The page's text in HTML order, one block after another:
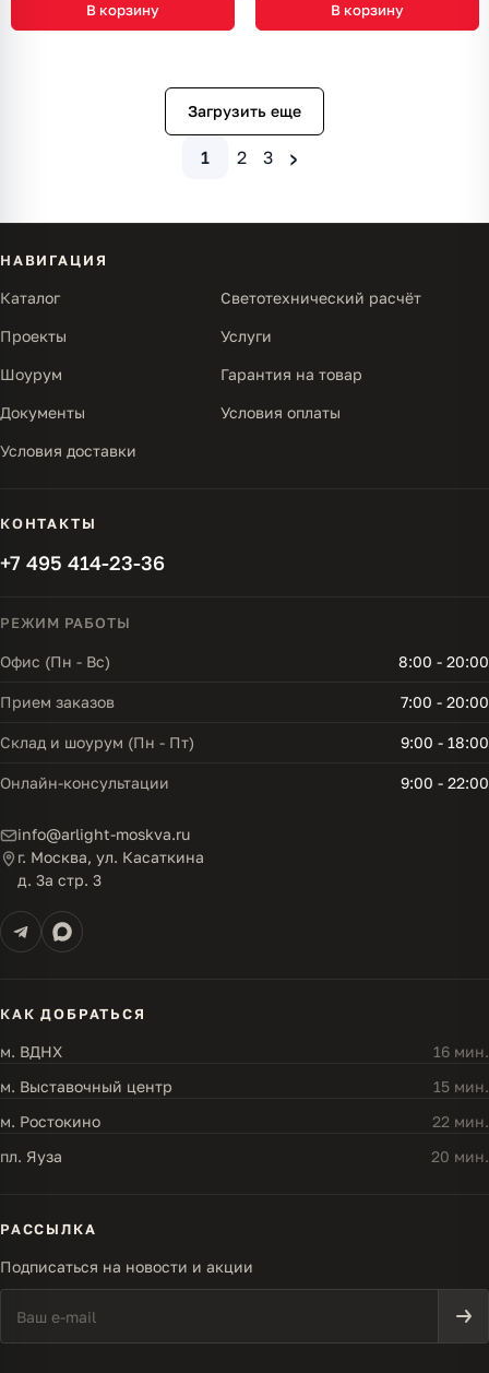
В корзину В корзину
Загрузить еще
1 2 3 ›
НАВИГАЦИЯ
Каталог Светотехнический расчёт
Проекты Услуги
Шоурум Гарантия на товар
Документы Условия оплаты
Условия доставки
КОНТАКТЫ
+7 495 414-23-36
РЕЖИМ РАБОТЫ
Офис (Пн - Вс) 8:00 - 20:00
Прием заказов 7:00 - 20:00
Склад и шоурум (Пн - Пт) 9:00 - 18:00
Онлайн-консультации 9:00 - 22:00
info@arlight-moskva.ru
г. Москва, ул. Касаткина
д. 3а стр. 3
КАК ДОБРАТЬСЯ
м. ВДНХ
16 мин.
м. Выставочный центр
15 мин.
м. Ростокино
22 мин.
пл. Яуза
20 мин.
РАССЫЛКА
Подписаться на новости и акции